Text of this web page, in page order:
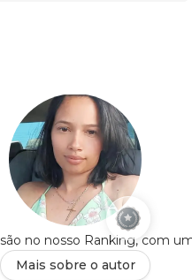
no nosso Ranking, com
Mais sobre o autor